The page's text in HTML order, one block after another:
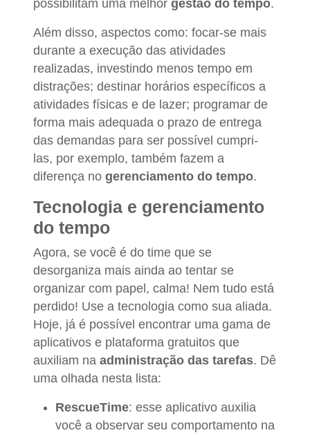
possibilitam uma melhor gestão do tempo.
Além disso, aspectos como: focar-se mais
durante a execução das atividades
realizadas, investindo menos tempo em
distrações; destinar horários específicos a
atividades físicas e de lazer; programar de
forma mais adequada o prazo de entrega
das demandas para ser possível cumpri-
las, por exemplo, também fazem a
diferença no gerenciamento do tempo.
Tecnologia e gerenciamento
do tempo
Agora, se você é do time que se
desorganiza mais ainda ao tentar se
organizar com papel, calma! Nem tudo está
perdido! Use a tecnologia como sua aliada.
Hoje, já é possível encontrar uma gama de
aplicativos e plataforma gratuitos que
auxiliam na administração das tarefas. Dê
uma olhada nesta lista:
RescueTime: esse aplicativo auxilia
você a observar seu comportamento na